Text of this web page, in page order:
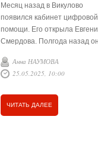
Месяц назад в Викулово
появился кабинет цифровой
помощи. Его открыла
Смердова. Полгода назад
деятельности и воплотила в
жизнь свою идею.
Анна НАУМОВА
25.05.2025, 10:00
ЧИТАТЬ ДАЛЕЕ